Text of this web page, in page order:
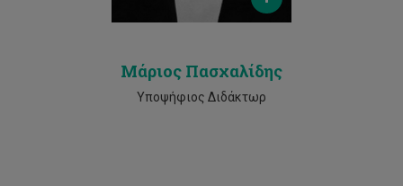
Μάριος Πασχαλίδης
Υποψήφιος Διδάκτωρ